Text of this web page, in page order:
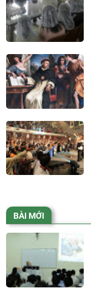
BÀI MỚI